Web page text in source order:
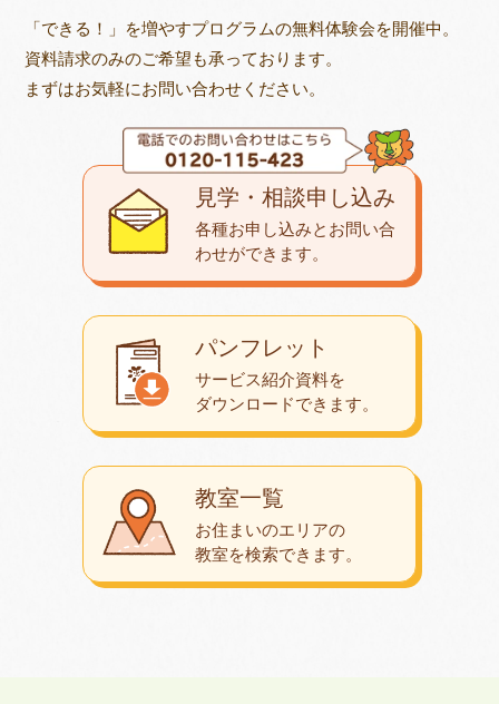
「できる！」を増やすプログラムの無料体験会を開催中。
資料請求のみのご希望も承っております。
まずはお気軽にお問い合わせください。
教室一覧
お住まいのエリアの
教室を検索できます。
パンフレット
サービス紹介資料を
ダウンロードできます。
見学・相談申し込み
各種お申し込みとお問い合
わせができます。